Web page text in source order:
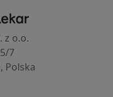
- Hlavní stránka
z o.o.
7
Polska